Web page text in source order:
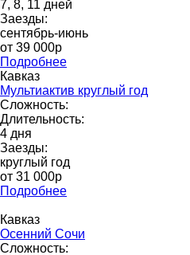
7, 8, 11 дней
Заезды:
сентябрь-июнь
от 39 000p
Подробнее
Кавказ
Мультиактив круглый год
Сложность:
Длительность:
4 дня
Заезды:
круглый год
от 31 000p
Подробнее
Кавказ
Осенний Сочи
Сложность: